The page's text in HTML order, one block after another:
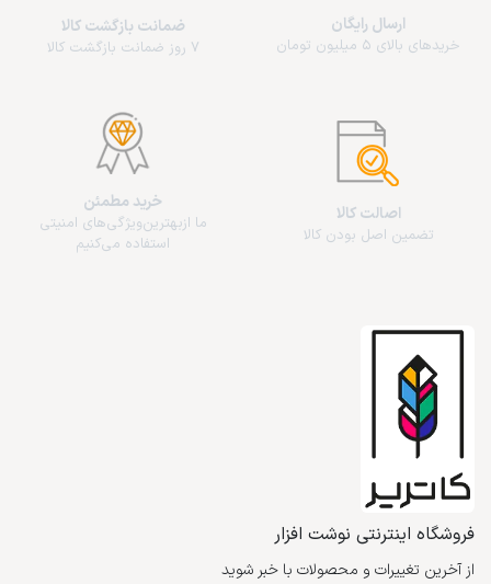
ارسال رایگان
خریدهای بالای 5 میلیون تومان
ضمانت بازگشت کالا
7 روز ضمانت بازگشت کالا
اصالت کالا
تضمین اصل بودن کالا
خرید مطمئن
ما از‌بهترین‌ویژگی‌های امنیتی
استفاده می‌کنیم
فروشگاه اینترنتی نوشت افزار
از آخرین تغییرات و محصولات با خبر شوید